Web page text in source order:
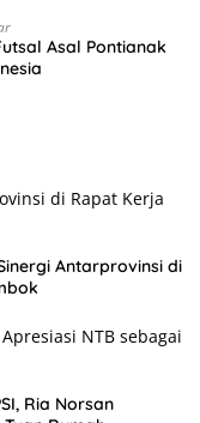
Asal Pontianak
Antarprovinsi di
Ria Norsan